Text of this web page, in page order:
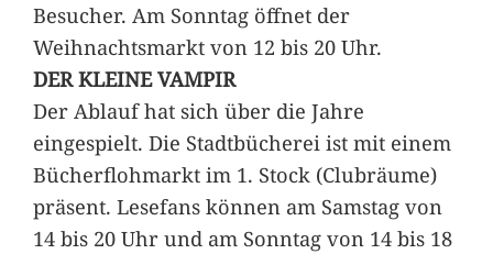
Besucher. Am Sonntag öffnet der
Weihnachtsmarkt von 12 bis 20 Uhr.
DER KLEINE VAMPIR
Der Ablauf hat sich über die Jahre
eingespielt. Die Stadtbücherei ist mit einem
Bücherflohmarkt im 1. Stock (Clubräume)
präsent. Lesefans können am Samstag von
14 bis 20 Uhr und am Sonntag von 14 bis 18